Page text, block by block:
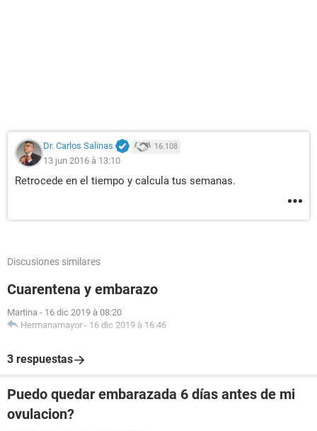
Dr. Carlos Salinas 16.108
13 jun 2016 à 13:10
Retrocede en el tiempo y calcula tus semanas.
Discusiones similares
Cuarentena y embarazo
Martina - 16 dic 2019 à 08:20
Hermanamayor - 16 dic 2019 à 16:46
3 respuestas
Puedo quedar embarazada 6 días antes de mi
ovulacion?